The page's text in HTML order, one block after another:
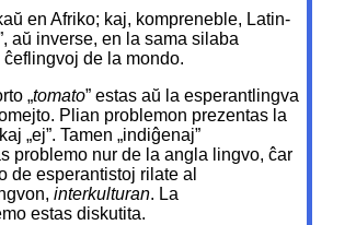
en Afriko; kaj, kompreneble, Latin-
aŭ inverse, en la sama silaba
ĉeflingvoj de la mondo.
„tomato” estas aŭ la esperantlingva
Plian problemon prezentas la
„ej”. Tamen „indiĝenaj”
problemo nur de la angla lingvo, ĉar
de esperantistoj rilate al
interkulturan. La
estas diskutita.